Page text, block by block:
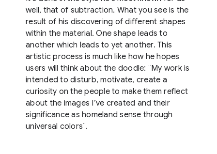
well, that of subtraction. What you see is the
result of his discovering of different shapes
within the material. One shape leads to
another which leads to yet another. This
artistic process is much like how he hopes
users will think about the doodle: ¨My work is
intended to disturb, motivate, create a
curiosity on the people to make them reflect
about the images I’ve created and their
significance as homeland sense through
universal colors¨.